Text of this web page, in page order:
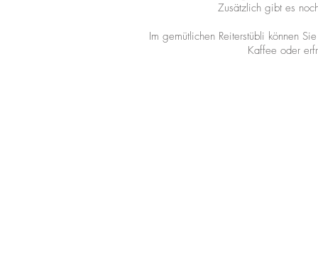
Zusätzlich gibt es
Im gemütlichen Reiterstübli können
Kaffee oder